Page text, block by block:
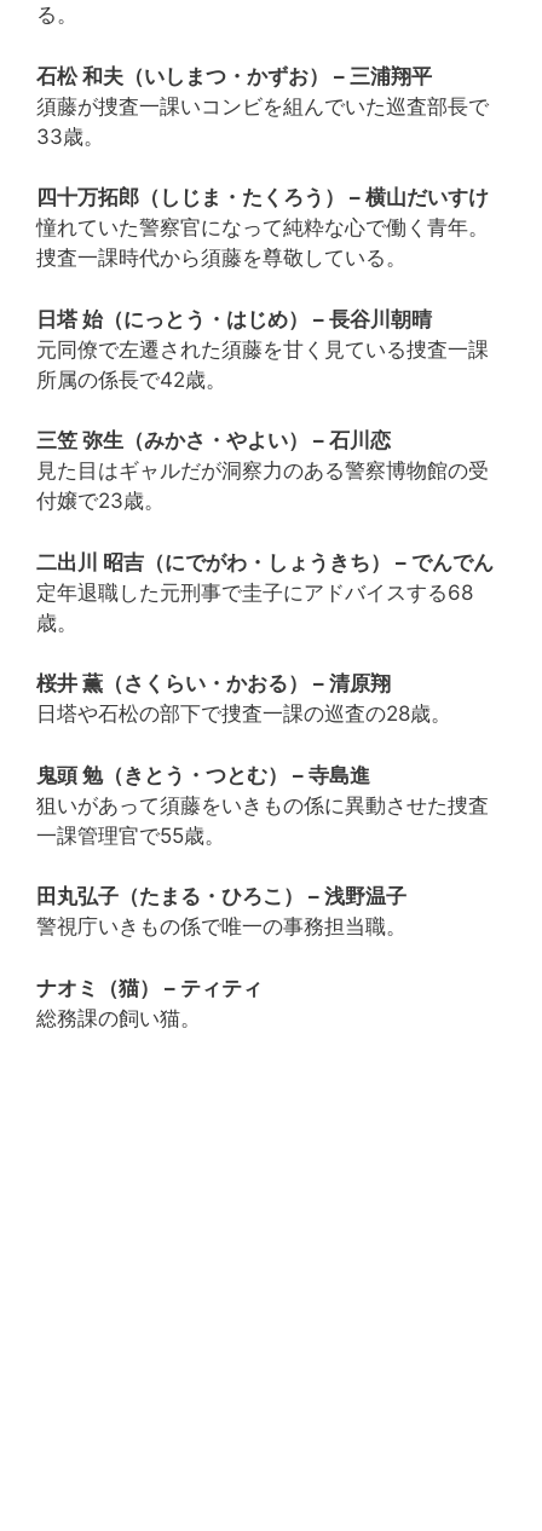
る。
石松 和夫（いしまつ・かずお） – 三浦翔平
須藤が捜査一課いコンビを組んでいた巡査部長で
33歳。
四十万拓郎（しじま・たくろう） – 横山だいすけ
憧れていた警察官になって純粋な心で働く青年。
捜査一課時代から須藤を尊敬している。
日塔 始（にっとう・はじめ） – 長谷川朝晴
元同僚で左遷された須藤を甘く見ている捜査一課
所属の係長で42歳。
三笠 弥生（みかさ・やよい） – 石川恋
見た目はギャルだが洞察力のある警察博物館の受
付嬢で23歳。
二出川 昭吉（にでがわ・しょうきち） – でんでん
定年退職した元刑事で圭子にアドバイスする68
歳。
桜井 薫（さくらい・かおる） – 清原翔
日塔や石松の部下で捜査一課の巡査の28歳。
鬼頭 勉（きとう・つとむ） – 寺島進
狙いがあって須藤をいきもの係に異動させた捜査
一課管理官で55歳。
田丸弘子（たまる・ひろこ） – 浅野温子
警視庁いきもの係で唯一の事務担当職。
ナオミ（猫） – ティティ
総務課の飼い猫。